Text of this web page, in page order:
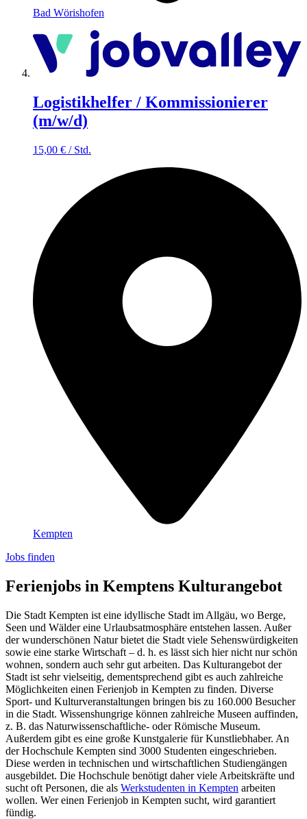
Bad Wörishofen
Logistikhelfer / Kommissionierer
(m/w/d)
15,00 € / Std.
Kempten
Jobs finden
Ferienjobs in Kemptens Kulturangebot
Die Stadt Kempten ist eine idyllische Stadt im Allgäu, wo Berge,
Seen und Wälder eine Urlaubsatmosphäre entstehen lassen. Außer
der wunderschönen Natur bietet die Stadt viele Sehenswürdigkeiten
sowie eine starke Wirtschaft – d. h. es lässt sich hier nicht nur schön
wohnen, sondern auch sehr gut arbeiten. Das Kulturangebot der
Stadt ist sehr vielseitig, dementsprechend gibt es auch zahlreiche
Möglichkeiten einen Ferienjob in Kempten zu finden. Diverse
Sport- und Kulturveranstaltungen bringen bis zu 160.000 Besucher
in die Stadt. Wissenshungrige können zahlreiche Museen auffinden,
z. B. das Naturwissenschaftliche- oder Römische Museum.
Außerdem gibt es eine große Kunstgalerie für Kunstliebhaber. An
der Hochschule Kempten sind 3000 Studenten eingeschrieben.
Diese werden in technischen und wirtschaftlichen Studiengängen
ausgebildet. Die Hochschule benötigt daher viele Arbeitskräfte und
sucht oft Personen, die als Werkstudenten in Kempten arbeiten
wollen. Wer einen Ferienjob in Kempten sucht, wird garantiert
fündig.